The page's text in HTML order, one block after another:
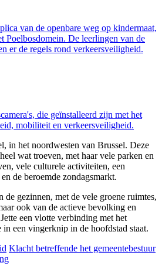
van de openbare weg op kindermaat,
Poelbosdomein. De leerlingen van de
er de regels rond verkeersveiligheid.
die geïnstalleerd zijn met het
mobiliteit en verkeersveiligheid.
in het noordwesten van Brussel. Deze
wat troeven, met haar vele parken en
vele culturele activiteiten, een
de beroemde zondagsmarkt.
de gezinnen, met de vele groene ruimtes,
ook van de actieve bevolking en
een vlotte verbinding met het
in een vingerknip in de hoofdstad staat.
Klacht betreffende het gemeentebestuur